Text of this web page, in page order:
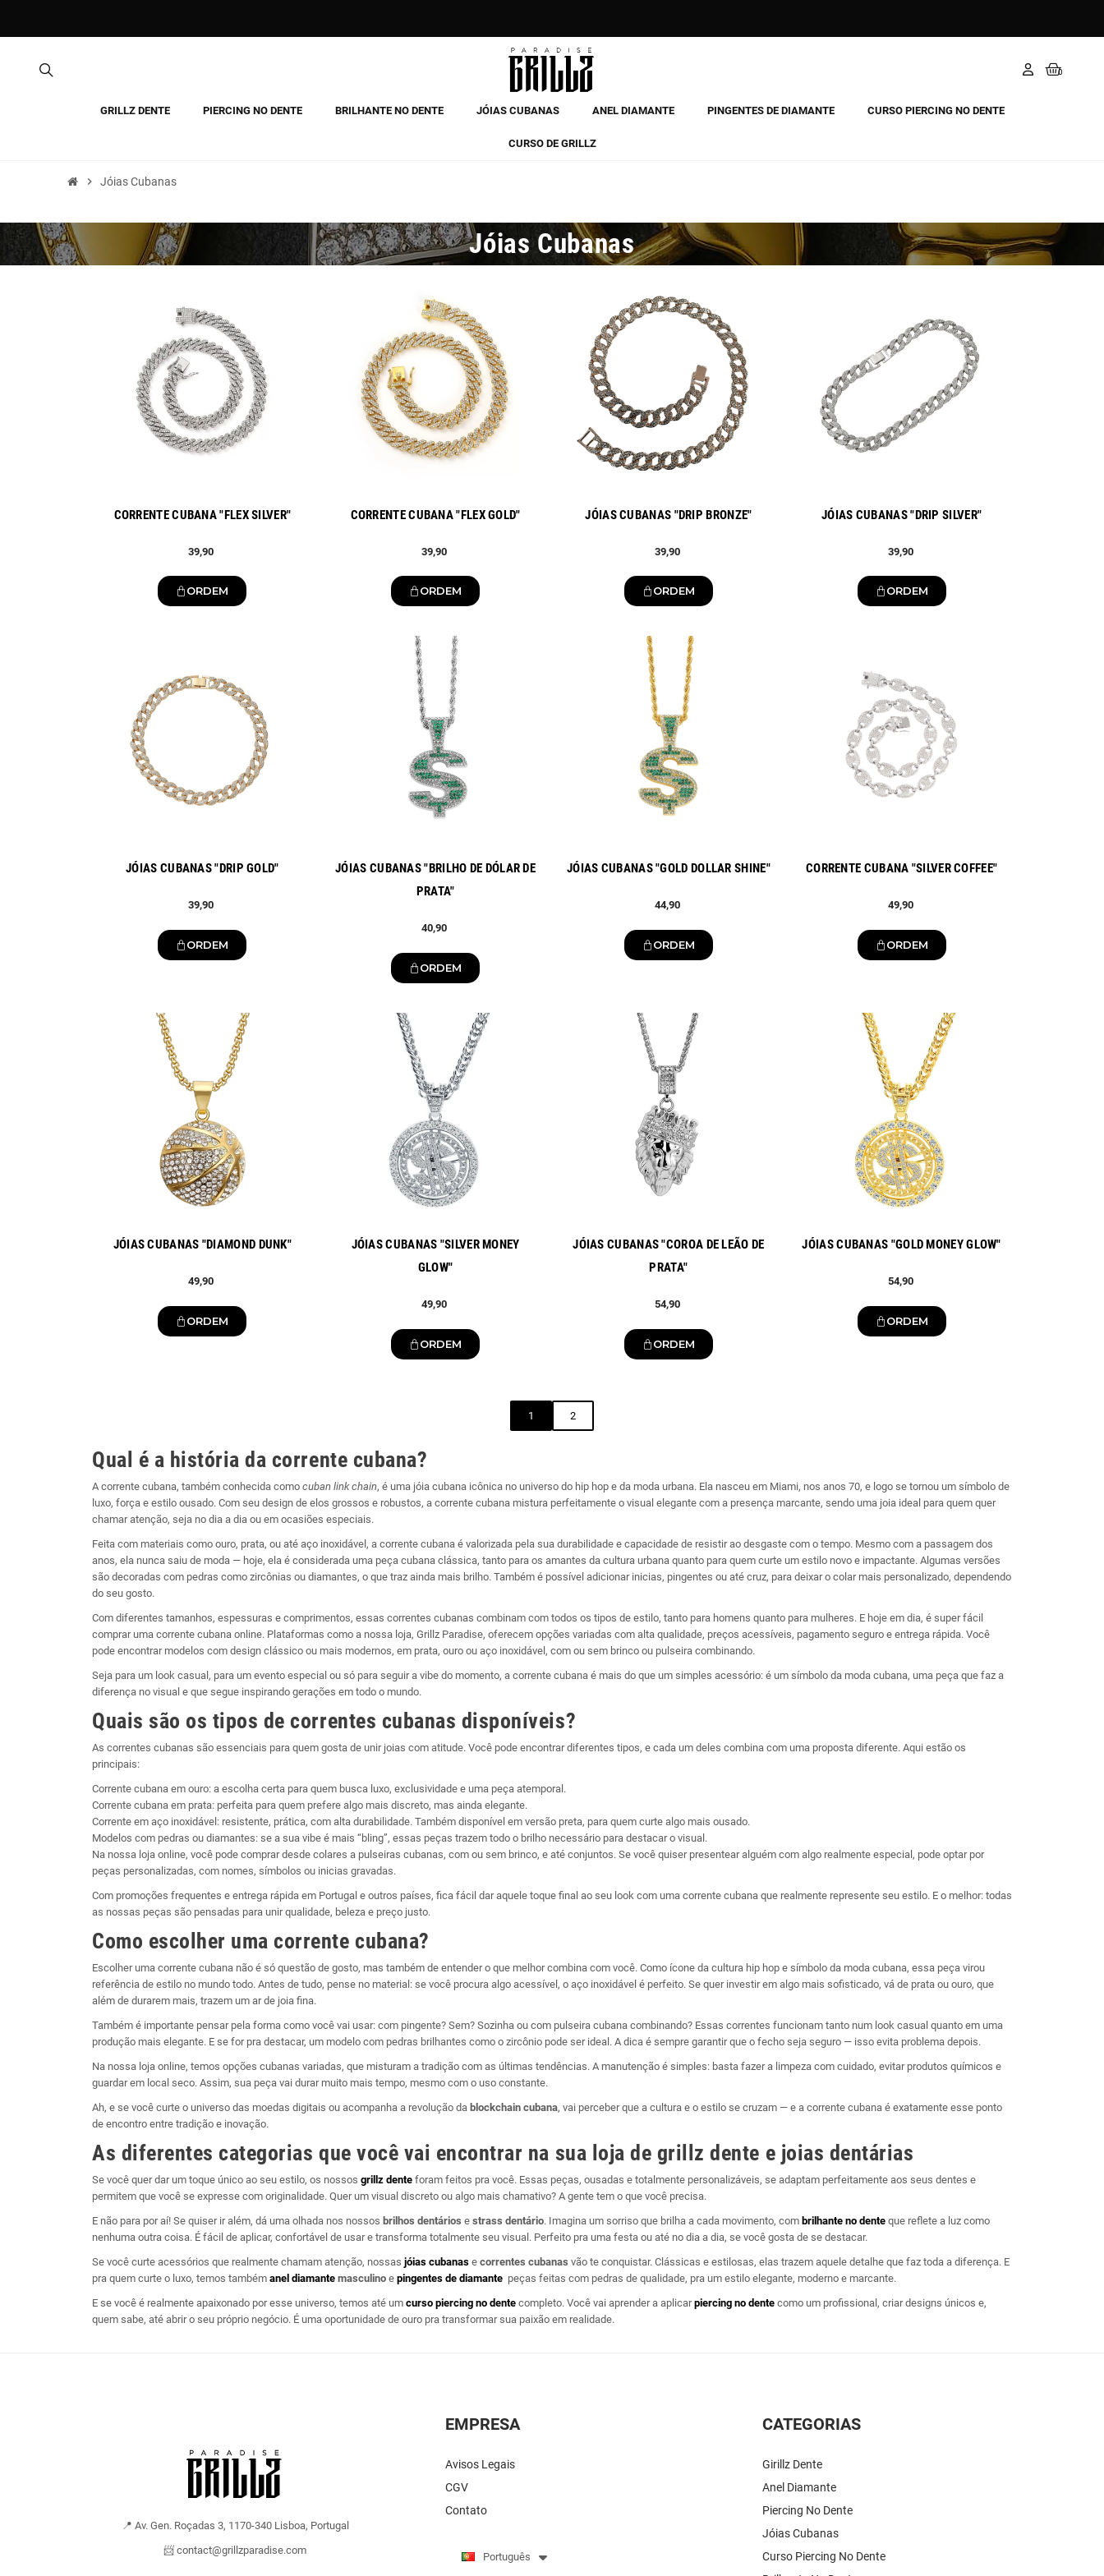
GRILLZ DENTE PIERCING NO DENTE BRILHANTE NO DENTE JÓIAS CUBANAS ANEL DIAMANTE PINGENTES DE DIAMANTE CURSO PIERCING NO DENTE
CURSO DE GRILLZ
chevron_right Jóias Cubanas
Jóias Cubanas
CORRENTE CUBANA "FLEX SILVER"
39,90
ORDEM
CORRENTE CUBANA "FLEX GOLD"
39,90
ORDEM
JÓIAS CUBANAS "DRIP BRONZE"
39,90
ORDEM
JÓIAS CUBANAS "DRIP SILVER"
39,90
ORDEM
JÓIAS CUBANAS "DRIP GOLD"
39,90
ORDEM
JÓIAS CUBANAS "BRILHO DE DÓLAR DE
PRATA"
40,90
ORDEM
JÓIAS CUBANAS "GOLD DOLLAR SHINE"
44,90
ORDEM
CORRENTE CUBANA "SILVER COFFEE"
49,90
ORDEM
JÓIAS CUBANAS "DIAMOND DUNK"
49,90
ORDEM
JÓIAS CUBANAS "SILVER MONEY
GLOW"
49,90
ORDEM
JÓIAS CUBANAS "COROA DE LEÃO DE
PRATA"
54,90
ORDEM
JÓIAS CUBANAS "GOLD MONEY GLOW"
54,90
ORDEM
1 2
Qual é a história da corrente cubana?
A corrente cubana, também conhecida como cuban link chain, é uma jóia cubana icônica no universo do hip hop e da moda urbana. Ela nasceu em Miami, nos anos 70, e logo se tornou um símbolo de
luxo, força e estilo ousado. Com seu design de elos grossos e robustos, a corrente cubana mistura perfeitamente o visual elegante com a presença marcante, sendo uma joia ideal para quem quer
chamar atenção, seja no dia a dia ou em ocasiões especiais.
Feita com materiais como ouro, prata, ou até aço inoxidável, a corrente cubana é valorizada pela sua durabilidade e capacidade de resistir ao desgaste com o tempo. Mesmo com a passagem dos
anos, ela nunca saiu de moda — hoje, ela é considerada uma peça cubana clássica, tanto para os amantes da cultura urbana quanto para quem curte um estilo novo e impactante. Algumas versões
são decoradas com pedras como zircônias ou diamantes, o que traz ainda mais brilho. Também é possível adicionar inicias, pingentes ou até cruz, para deixar o colar mais personalizado, dependendo
do seu gosto.
Com diferentes tamanhos, espessuras e comprimentos, essas correntes cubanas combinam com todos os tipos de estilo, tanto para homens quanto para mulheres. E hoje em dia, é super fácil
comprar uma corrente cubana online. Plataformas como a nossa loja, Grillz Paradise, oferecem opções variadas com alta qualidade, preços acessíveis, pagamento seguro e entrega rápida. Você
pode encontrar modelos com design clássico ou mais modernos, em prata, ouro ou aço inoxidável, com ou sem brinco ou pulseira combinando.
Seja para um look casual, para um evento especial ou só para seguir a vibe do momento, a corrente cubana é mais do que um simples acessório: é um símbolo da moda cubana, uma peça que faz a
diferença no visual e que segue inspirando gerações em todo o mundo.
Quais são os tipos de correntes cubanas disponíveis?
As correntes cubanas são essenciais para quem gosta de unir joias com atitude. Você pode encontrar diferentes tipos, e cada um deles combina com uma proposta diferente. Aqui estão os
principais:
Corrente cubana em ouro: a escolha certa para quem busca luxo, exclusividade e uma peça atemporal.
Corrente cubana em prata: perfeita para quem prefere algo mais discreto, mas ainda elegante.
Corrente em aço inoxidável: resistente, prática, com alta durabilidade. Também disponível em versão preta, para quem curte algo mais ousado.
Modelos com pedras ou diamantes: se a sua vibe é mais “bling”, essas peças trazem todo o brilho necessário para destacar o visual.
Na nossa loja online, você pode comprar desde colares a pulseiras cubanas, com ou sem brinco, e até conjuntos. Se você quiser presentear alguém com algo realmente especial, pode optar por
peças personalizadas, com nomes, símbolos ou inicias gravadas.
Com promoções frequentes e entrega rápida em Portugal e outros países, fica fácil dar aquele toque final ao seu look com uma corrente cubana que realmente represente seu estilo. E o melhor: todas
as nossas peças são pensadas para unir qualidade, beleza e preço justo.
Como escolher uma corrente cubana?
Escolher uma corrente cubana não é só questão de gosto, mas também de entender o que melhor combina com você. Como ícone da cultura hip hop e símbolo da moda cubana, essa peça virou
referência de estilo no mundo todo. Antes de tudo, pense no material: se você procura algo acessível, o aço inoxidável é perfeito. Se quer investir em algo mais sofisticado, vá de prata ou ouro, que
além de durarem mais, trazem um ar de joia fina.
Também é importante pensar pela forma como você vai usar: com pingente? Sem? Sozinha ou com pulseira cubana combinando? Essas correntes funcionam tanto num look casual quanto em uma
produção mais elegante. E se for pra destacar, um modelo com pedras brilhantes como o zircônio pode ser ideal. A dica é sempre garantir que o fecho seja seguro — isso evita problema depois.
Na nossa loja online, temos opções cubanas variadas, que misturam a tradição com as últimas tendências. A manutenção é simples: basta fazer a limpeza com cuidado, evitar produtos químicos e
guardar em local seco. Assim, sua peça vai durar muito mais tempo, mesmo com o uso constante.
Ah, e se você curte o universo das moedas digitais ou acompanha a revolução da blockchain cubana, vai perceber que a cultura e o estilo se cruzam — e a corrente cubana é exatamente esse ponto
de encontro entre tradição e inovação.
As diferentes categorias que você vai encontrar na sua loja de grillz dente e joias dentárias
Se você quer dar um toque único ao seu estilo, os nossos grillz dente foram feitos pra você. Essas peças, ousadas e totalmente personalizáveis, se adaptam perfeitamente aos seus dentes e
permitem que você se expresse com originalidade. Quer um visual discreto ou algo mais chamativo? A gente tem o que você precisa.
E não para por aí! Se quiser ir além, dá uma olhada nos nossos brilhos dentários e strass dentário. Imagina um sorriso que brilha a cada movimento, com brilhante no dente que reflete a luz como
nenhuma outra coisa. É fácil de aplicar, confortável de usar e transforma totalmente seu visual. Perfeito pra uma festa ou até no dia a dia, se você gosta de se destacar.
Se você curte acessórios que realmente chamam atenção, nossas jóias cubanas e correntes cubanas vão te conquistar. Clássicas e estilosas, elas trazem aquele detalhe que faz toda a diferença. E
pra quem curte o luxo, temos também anel diamante masculino e pingentes de diamante peças feitas com pedras de qualidade, pra um estilo elegante, moderno e marcante.
E se você é realmente apaixonado por esse universo, temos até um curso piercing no dente completo. Você vai aprender a aplicarpiercing no dente como um profissional, criar designs únicos e,
quem sabe, até abrir o seu próprio negócio. É uma oportunidade de ouro pra transformar sua paixão em realidade.
📍 Av. Gen. Roçadas 3, 1170-340 Lisboa, Portugal
📨 contact@grillzparadise.com
EMPRESA
Avisos Legais
CGV
Contato
Português
CATEGORIAS
Girillz Dente
Anel Diamante
Piercing No Dente
Jóias Cubanas
Curso Piercing No Dente